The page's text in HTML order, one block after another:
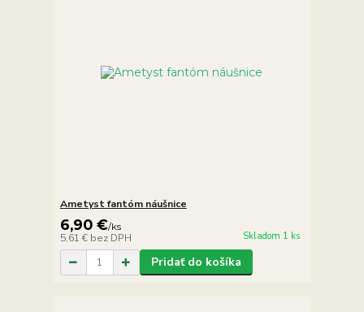
Ametyst fantóm náušnice
6,90 €/ks
5,61 € bez DPH Skladom 1 ks
Pridať do košíka